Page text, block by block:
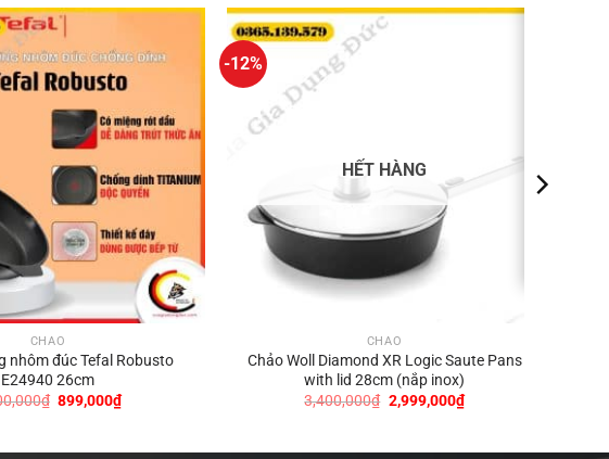
CHẢO
nhôm đúc Tefal Robusto
E24940 26cm
₫ Giá
899,000₫Giá
hiện
-12%
HẾT HÀNG
CHẢO
Chảo Woll Diamond XR Logic Saute Pans
with lid 28cm (nắp inox)
3,400,000₫ Giá
2,999,000₫Giá
hiện